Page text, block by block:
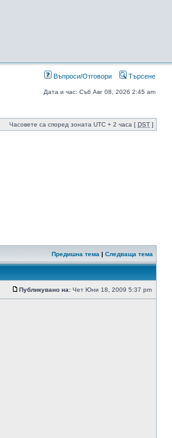
Въпроси/Отговори Търсене
Дата и час: Съб Авг 08, 2026 2:45 am
Часовете са според зоната UTC + 2 часа [ DST ]
Предишна тема | Следваща тема
Публикувано на: Чет Юни 18, 2009 5:37 pm